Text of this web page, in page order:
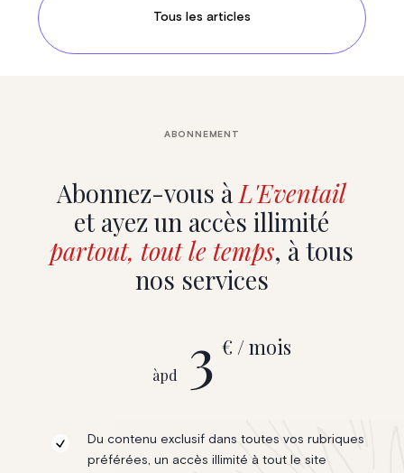
Tous les articles
Abonnez-vous àL'Eventail
et ayez un accès illimité
partout, tout le temps, à tous
nos services
ABONNEMENT
àpd 3 € / mois
Du contenu exclusif dans toutes vos rubriques
préférées, un accès illimité à tout le site